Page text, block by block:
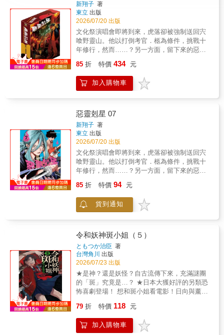
新翔子 著
東立 出版
2026/07/20 出版
文化祭演唱會即將到來，虎落卻被強制送回宍
喰野靈山。他以打倒考官．柩為條件，挑戰十
年修行，然而……？另一方面，留下來的惡靈
是安和多聞發生衝突──？
85 折 特價 434 元
加入購物車
惡靈剋星 07
新翔子 著
東立 出版
2026/07/20 出版
文化祭演唱會即將到來，虎落卻被強制送回宍
喰野靈山。他以打倒考官．柩為條件，挑戰十
年修行，然而……？另一方面，留下來的惡靈
是安和多聞發生衝突──？
85 折 特價 94 元
貨到通知
令和妖神斑小姐（５）
ともつか治臣 著
台灣角川 出版
2026/07/23 出版
★是神？還是妖怪？自古流傳下來，充滿謎團
的「斑」究竟是…？ ★日本大獲好評的另類恐
怖喜劇登場！ 想和斑小姐看電影！日向與薰因
玩耍時……斑小姐身上發生了異變!?怎麼辦!?會
變成怎樣!?三十木谷姊弟!!©Haruomi
Tomotsuka 2024KADOKAWA
79 折 特價 118 元
加入購物車